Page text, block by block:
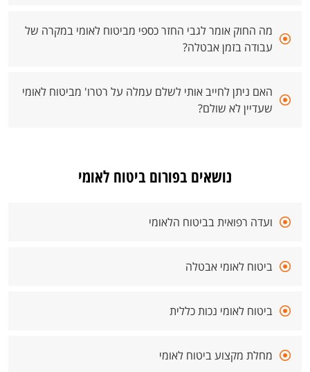
מה החוק אומר לגבי החזר כספי מביטוח לאומי במקרה של
עבודה בזמן אבטלה?
האם ניתן לחייב אותי לשלם עמלה על רטרו' מביטוח לאומי
שעדיין לא שולם?
נושאים בפורום ביטוח לאומי
ועדה רפואית בביטוח הלאומי
ביטוח לאומי אבטלה
ביטוח לאומי נכות כללית
מחלת מקצוע ביטוח לאומי